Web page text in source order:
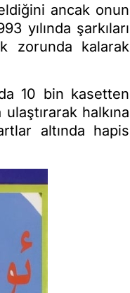
ancak onun
yılında şarkıları
zorunda kalarak
10 bin kasetten
halkına
altında hapis